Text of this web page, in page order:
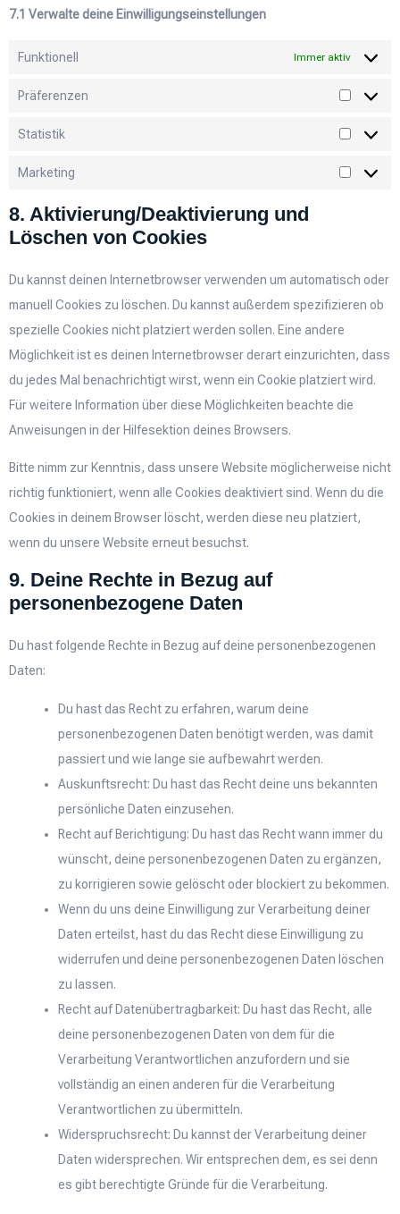
7.1 Verwalte deine Einwilligungseinstellungen
Funktionell Immer aktiv
Präferenzen
Statistik
Marketing
8. Aktivierung/Deaktivierung und
Löschen von Cookies
Du kannst deinen Internetbrowser verwenden um automatisch oder
manuell Cookies zu löschen. Du kannst außerdem spezifizieren ob
spezielle Cookies nicht platziert werden sollen. Eine andere
Möglichkeit ist es deinen Internetbrowser derart einzurichten, dass
du jedes Mal benachrichtigt wirst, wenn ein Cookie platziert wird.
Für weitere Information über diese Möglichkeiten beachte die
Anweisungen in der Hilfesektion deines Browsers.
Bitte nimm zur Kenntnis, dass unsere Website möglicherweise nicht
richtig funktioniert, wenn alle Cookies deaktiviert sind. Wenn du die
Cookies in deinem Browser löscht, werden diese neu platziert,
wenn du unsere Website erneut besuchst.
9. Deine Rechte in Bezug auf
personenbezogene Daten
Du hast folgende Rechte in Bezug auf deine personenbezogenen
Daten:
Du hast das Recht zu erfahren, warum deine
personenbezogenen Daten benötigt werden, was damit
passiert und wie lange sie aufbewahrt werden.
Auskunftsrecht: Du hast das Recht deine uns bekannten
persönliche Daten einzusehen.
Recht auf Berichtigung: Du hast das Recht wann immer du
wünscht, deine personenbezogenen Daten zu ergänzen,
zu korrigieren sowie gelöscht oder blockiert zu bekommen.
Wenn du uns deine Einwilligung zur Verarbeitung deiner
Daten erteilst, hast du das Recht diese Einwilligung zu
widerrufen und deine personenbezogenen Daten löschen
zu lassen.
Recht auf Datenübertragbarkeit: Du hast das Recht, alle
deine personenbezogenen Daten von dem für die
Verarbeitung Verantwortlichen anzufordern und sie
vollständig an einen anderen für die Verarbeitung
Verantwortlichen zu übermitteln.
Widerspruchsrecht: Du kannst der Verarbeitung deiner
Daten widersprechen. Wir entsprechen dem, es sei denn
es gibt berechtigte Gründe für die Verarbeitung.